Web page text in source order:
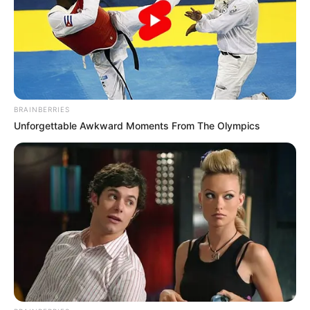
tartja, vagy akár nagyon kemény jelzőkkel illeti a
politikáját, az a közügyek vitájának része lehet. Ha
viszont valaki kivégzést, halált, fizikai leszámolást
emleget, az már büntetőjogi szempontból is
vizsgálható.
BRAINBERRIES
Unforgettable Awkward Moments From The Olympics